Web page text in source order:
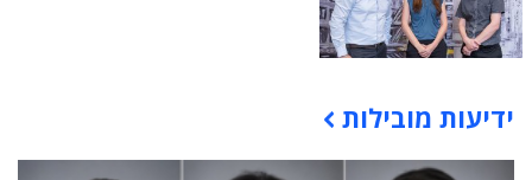
תוכן פרסומי
ידיעות מובילות